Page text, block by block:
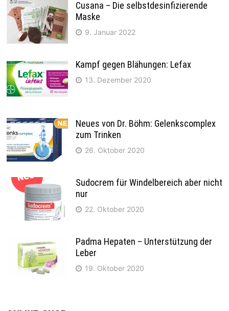
Cusana – Die selbstdesinfizierende
Maske
9. Januar 2022
Kampf gegen Blähungen: Lefax
13. Dezember 2020
Neues von Dr. Böhm: Gelenkscomplex
zum Trinken
26. Oktober 2020
Sudocrem für Windelbereich aber nicht
nur
22. Oktober 2020
Padma Hepaten – Unterstützung der
Leber
19. Oktober 2020